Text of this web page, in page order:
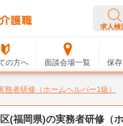
求人検
の方へ 面談会場一覧 保存
務者研修（ホームヘルパー1級）
(福岡県)の実務者研修（